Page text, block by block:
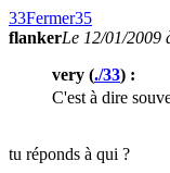
33Fermer35
flankerLe 12/01/2009
very (./33) :
C'est à dire
tu réponds à qui ?